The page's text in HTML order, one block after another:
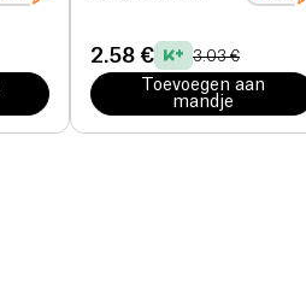
2.58 € 3.03 €
Toevoegen aan
mandje